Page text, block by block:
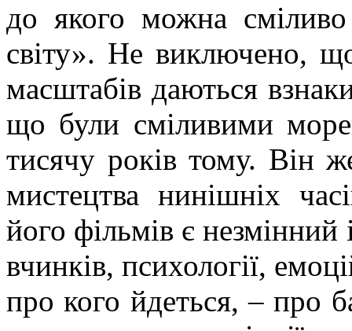
до якого можна
світу». Не виключено,
масштабів даються
що були сміливими
тисячу років тому. Він
мистецтва нинішніх
його фільмів є незмінний
вчинків, психології,
про кого йдеться, – про